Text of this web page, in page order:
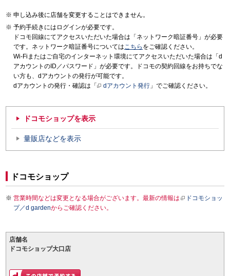
申し込み後に店舗を変更することはできません。
予約手続きにはログインが必要です。
ドコモ回線にてアクセスいただいた場合は「ネットワーク暗証番号」が必要
です。ネットワーク暗証番号についてはこちら をご確認ください。
Wi-Fiまたはご自宅のインターネット環境にてアクセスいただいた場合は「d
アカウントのID／パスワード」が必要です。ドコモの契約回線をお持ちでな
い方も、dアカウントの発行が可能です。
dアカウントの発行・確認は「
dアカウント発行 」でご確認ください。
ドコモショップを表示
量販店などを表示
ドコモショップ
営業時間などは変更となる場合がございます。最新の情報は
ドコモショッ
プ／d gardenからご確認ください。
店舗名
ドコモショップ大口店